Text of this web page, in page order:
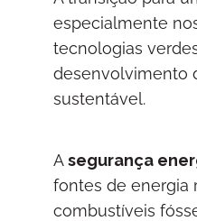
especialmente
tecnologias
desenvolvimento
sustentável.
Asegurança
fontes de energia
combustíveis